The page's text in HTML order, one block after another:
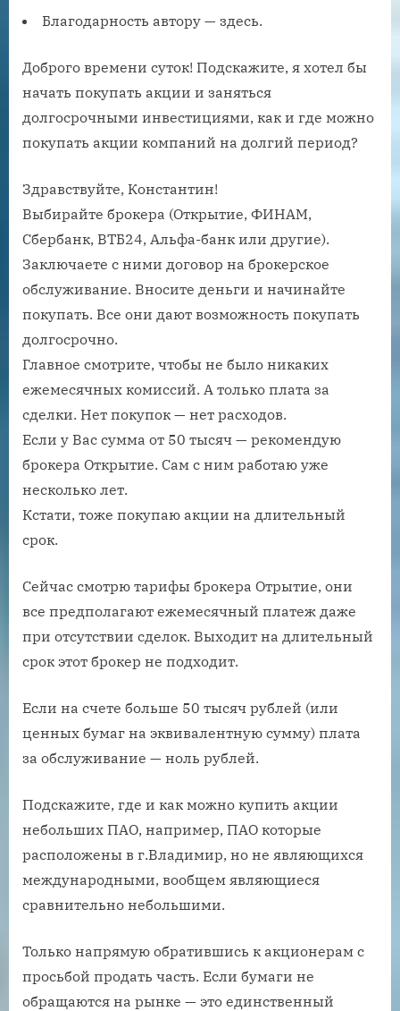
Благодарность автору — здесь.
Доброго времени суток! Подскажите, я хотел бы
начать покупать акции и заняться
долгосрочными инвестициями, как и где можно
покупать акции компаний на долгий период?
Здравствуйте, Константин!
Выбирайте брокера (Открытие, ФИНАМ,
Сбербанк, ВТБ24, Альфа-банк или другие).
Заключаете с ними договор на брокерское
обслуживание. Вносите деньги и начинайте
покупать. Все они дают возможность покупать
долгосрочно.
Главное смотрите, чтобы не было никаких
ежемесячных комиссий. А только плата за
сделки. Нет покупок — нет расходов.
Если у Вас сумма от 50 тысяч — рекомендую
брокера Открытие. Сам с ним работаю уже
несколько лет.
Кстати, тоже покупаю акции на длительный
срок.
Сейчас смотрю тарифы брокера Отрытие, они
все предполагают ежемесячный платеж даже
при отсутствии сделок. Выходит на длительный
срок этот брокер не подходит.
Если на счете больше 50 тысяч рублей (или
ценных бумаг на эквивалентную сумму) плата
за обслуживание — ноль рублей.
Подскажите, где и как можно купить акции
небольших ПАО, например, ПАО которые
расположены в г.Владимир, но не являющихся
международными, вообщем являющиеся
сравнительно небольшими.
Только напрямую обратившись к акционерам с
просьбой продать часть. Если бумаги не
обращаются на рынке — это единственный